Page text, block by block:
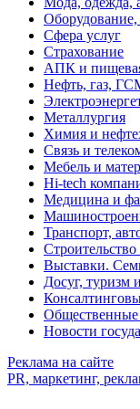
Оборудование,
Сфера услуг
Страхование
АПК и
Нефть, газ,
Металлургия
Химия и
Связь и
Мебель и
Hi-tech
Медицина и
Транспорт,
Выставки.
Досуг, туризм
Общественные
Новости
Реклама на сайте
PR, маркетинг,